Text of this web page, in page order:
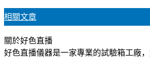
相關文章
關於好色直播
好色直播儀器是一家專業的試驗箱工廠